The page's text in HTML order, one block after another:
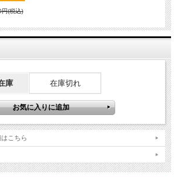
(税込)
庫 在庫切れ
こちら